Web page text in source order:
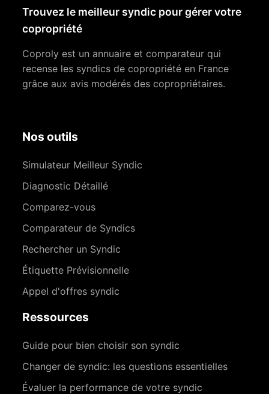
Trouvez le meilleur syndic pour gérer votre
copropriété
Coproly est un annuaire et comparateur qui
recense les syndics de copropriété en France
grâce aux avis modérés des copropriétaires.
Nos outils
Simulateur Meilleur Syndic
Diagnostic Détaillé
Comparez-vous
Comparateur de Syndics
Rechercher un Syndic
Étiquette Prévisionnelle
Appel d'offres syndic
Ressources
Guide pour bien choisir son syndic
Changer de syndic: les questions essentielles
Évaluer la performance de votre syndic